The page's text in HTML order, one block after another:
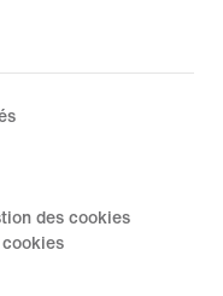
des cookies